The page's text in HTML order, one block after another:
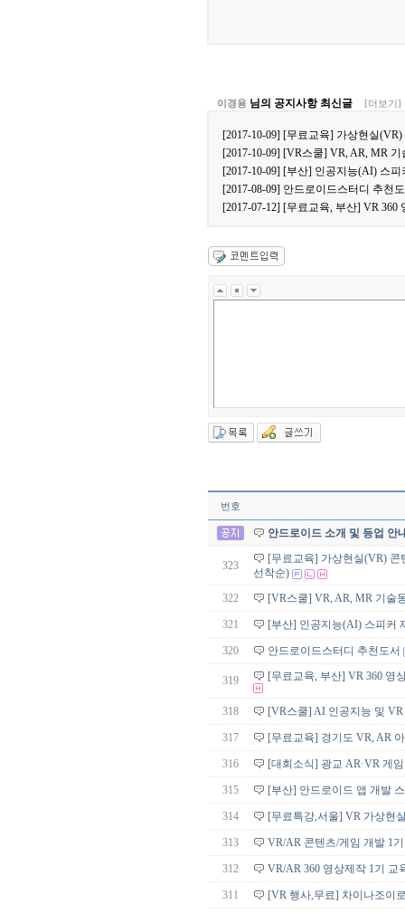
이경용 님의 공지사항 최신글 [더보기]
[2017-10-09] [무료교육] 가상현실
[2017-10-09] [VR스쿨] VR, AR, MR
[2017-10-09] [부산] 인공지능(AI) 스
[2017-08-09] 안드로이드스터디 추천
[2017-07-12] [무료교육, 부산] VR
번호
안드로이드 소개 및 등업 안
323
[무료교육] 가상현실(VR) 콘
선착순)
322
[VR스쿨] VR, AR, MR 기술
321 [부산] 인공지능(AI) 스피커
320 안드로이드스터디 추천도서
319 [무료교육, 부산] VR 360 영
318 [VR스쿨] AI 인공지능 및
317 [무료교육] 경기도 VR, AR
316 [대회소식] 광교 AR·VR 게
315 [부산] 안드로이드 앱 개발
314 [무료특강,서울] VR 가상현
313 VR/AR 콘텐츠/게임 개발 1
312 VR/AR 360 영상제작 1기 교
311 [VR 행사,무료] 차이나조이